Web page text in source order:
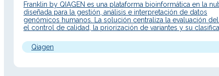
Franklin by QIAGEN es una plataforma bioinformática en la
diseñada para la gestión, análisis e interpretación de datos
genómicos humanos. La solución centraliza la evaluación
el control de calidad, la priorización de variantes y su
especializados la revisión e interpretación de…
Qiagen